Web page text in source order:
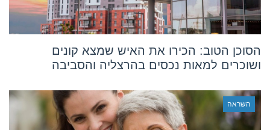
הסוכן הטוב: הכירו את האיש שמצא קונים
ושוכרים למאות נכסים בהרצליה והסביבה
השראה